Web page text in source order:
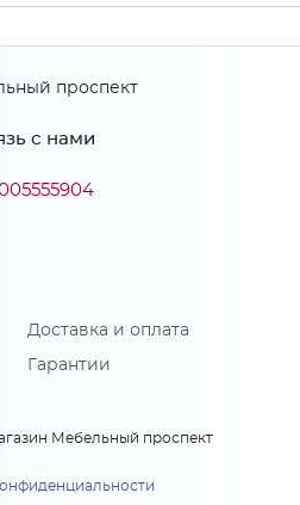
МиФ
Белый текстурный
с нами
Доставка и оплата
Гарантии
Мебельный проспект